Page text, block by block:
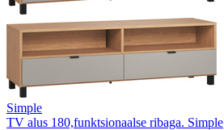
Simple
TV alus 180,funktsionaalse ribaga. Simple